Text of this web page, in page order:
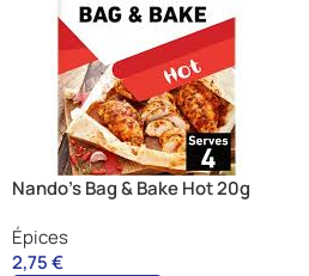
Nando’s Bag & Bake Hot 20g
Épices
2,75€